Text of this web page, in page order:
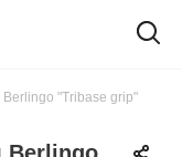
"Tribase grip"